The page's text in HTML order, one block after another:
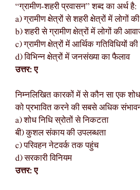
“ग्रामीण-शहरी प्रवासन” शब्द का अर्थ है:
a) ग्रामीण क्षेत्रों से शहरी क्षेत्रों में लोगों
b) शहरी से ग्रामीण क्षेत्रों में लोगों की
c) ग्रामीण क्षेत्रों में आर्थिक गतिविधियों
d) विभिन्न क्षेत्रों में जनसंख्या का फैलाव
उत्तर: ए
निम्नलिखित कारकों में से कौन सा एक शोध
को प्रभावित करने की सबसे अधिक
a) शोध निधि स्रोतों से निकटता
बी) कुशल संकाय की उपलब्धता
c) परिवहन नेटवर्क तक पहुंच
d) सरकारी विनियम
उत्तर: ए